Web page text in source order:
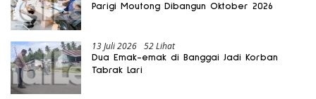
Parigi Moutong Dibangun Oktober 2026
13 Juli 2026 52 Lihat
Dua Emak-emak di Banggai Jadi Korban
Tabrak Lari